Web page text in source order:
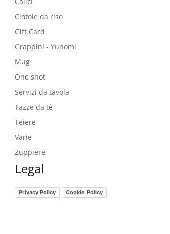
Ciotole da riso
Gift Card
Grappini - Yunomi
Mug
One shot
Servizi da tavola
Tazze da tè
Teiere
Varie
Zuppiere
Legal
Privacy Policy Cookie Policy